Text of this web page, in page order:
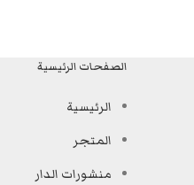
الصفحات الرئيسية
الرئيسية
المتجر
منشورات الدار